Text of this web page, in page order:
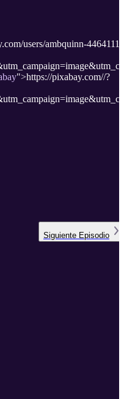
users/ambquinn-
">https://pixabay.com//?
Siguiente Episodio